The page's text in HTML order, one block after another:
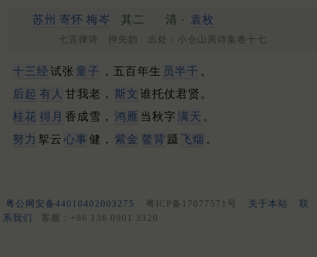
苏州 寄怀 梅岑 其二 清 · 袁枚
七言律诗 押先韵 出处：小仓山房诗集卷十七
十三经 试张 童子 ，五百年生 员半千 。
后起 有人 甘我老， 斯文 谁托仗君贤。
桂花 得月 香成雪， 鸿雁 当秋字 满天 。
努力 挐云 心事 健， 紫金 鳌背 蹑 飞烟 。
粤公网安备44010402003275 粤ICP备17077571号 关于本站
联
系我们
客服：+86 136 0901 3320